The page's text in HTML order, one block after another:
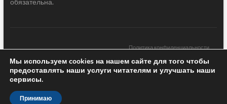
Политика конфиденциальности
Новости Грузии| Black Sea Press LTD © 2020 All Rights Reserved /
Design & development —
Мы используем cookies на нашем сайте для того чтобы
предоставлять наши услуги читателям и улучшать наши
сервисы.
Принимаю